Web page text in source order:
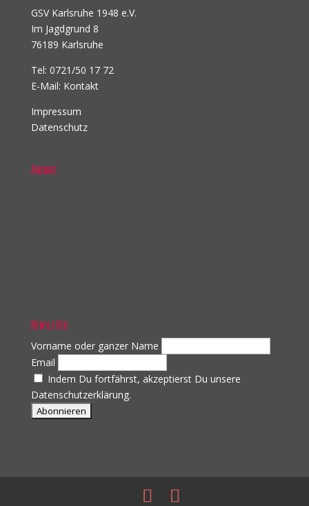
GSV Karlsruhe 1948 e.V.
Im Jagdgrund 8
76189 Karlsruhe
Tel: 0721/50 17 72
E-Mail: Kontakt
Impressum
Datenschutz
Anfahrt
Newsletter
Vorname oder ganzer Name
Email
Indem Du fortfährst, akzeptierst Du unsere
Datenschutzerklärung.